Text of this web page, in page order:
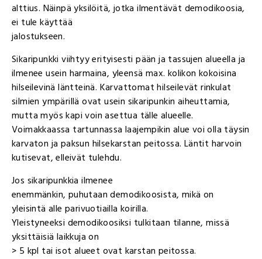
alttius. Näinpä yksilöitä, jotka ilmentävät demodikoosia,
ei tule käyttää
jalostukseen.
Sikaripunkki viihtyy erityisesti pään ja tassujen alueella ja
ilmenee usein harmaina, yleensä max. kolikon kokoisina
hilseilevinä läntteinä. Karvattomat hilseilevät rinkulat
silmien ympärillä ovat usein sikaripunkin aiheuttamia,
mutta myös kapi voin asettua tälle alueelle.
Voimakkaassa tartunnassa laajempikin alue voi olla täysin
karvaton ja paksun hilsekarstan peitossa. Läntit harvoin
kutisevat, elleivät tulehdu.
Jos sikaripunkkia ilmenee
enemmänkin, puhutaan demodikoosista, mikä on
yleisintä alle parivuotiailla koirilla.
Yleistyneeksi demodikoosiksi tulkitaan tilanne, missä
yksittäisiä laikkuja on
> 5 kpl tai isot alueet ovat karstan peitossa.